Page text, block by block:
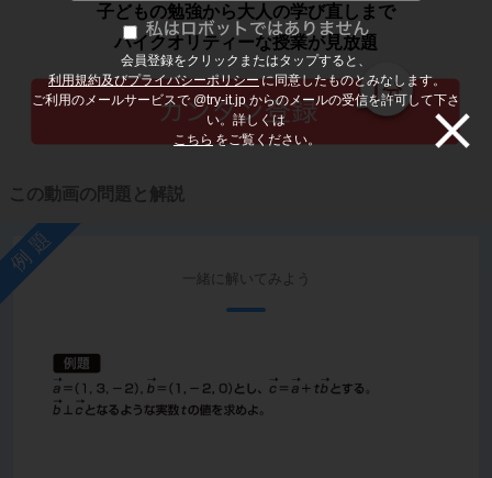
会員登録をクリックまたはタップすると、
利用規約及びプライバシーポリシーに同意したものとみなします。
ご利用のメールサービスで @try-it.jp からのメールの受信を許可して下さ
い。詳しくは
こちら をご覧ください。
子どもの勉強から大人の学び直しまで
ハイクオリティーな授業が見放題
この動画の問題と解説
例題
一緒に解いてみよう